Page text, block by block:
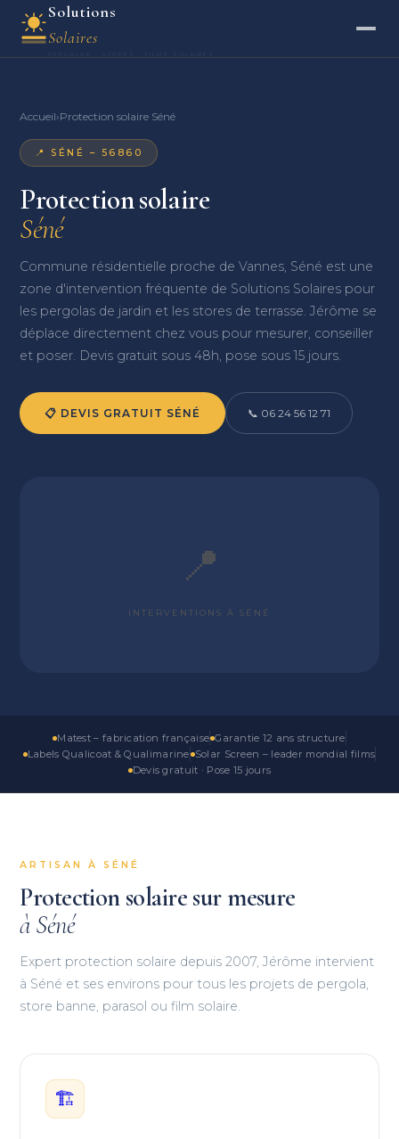
Solutions
Solaires
Accueil›Protection solaire Séné
📍 SÉNÉ – 56860
Protection solaire
Séné
Commune résidentielle proche de Vannes, Séné est une
zone d'intervention fréquente de Solutions Solaires pour
les pergolas de jardin et les stores de terrasse. Jérôme se
déplace directement chez vous pour mesurer, conseiller
et poser. Devis gratuit sous 48h, pose sous 15 jours.
📋 DEVIS GRATUIT SÉNÉ 📞 06 24 56 12 71
📍
INTERVENTIONS À SÉNÉ
Matest – fabrication française Garantie 12 ans structure
Labels Qualicoat & Qualimarine Solar Screen – leader mondial films
Devis gratuit · Pose 15 jours
ARTISAN À SÉNÉ
Protection solaire sur mesure
à Séné
Expert protection solaire depuis 2007, Jérôme intervient
à Séné et ses environs pour tous les projets de pergola,
store banne, parasol ou film solaire.
🏗